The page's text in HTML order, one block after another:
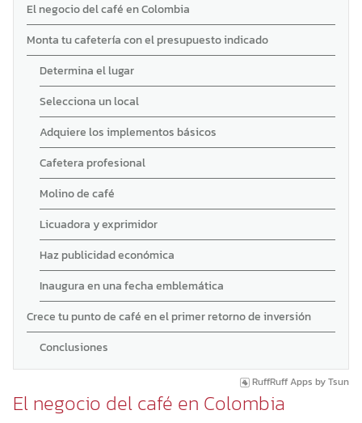
El negocio del café en Colombia
Monta tu cafetería con el presupuesto indicado
Determina el lugar
Selecciona un local
Adquiere los implementos básicos
Cafetera profesional
Molino de café
Licuadora y exprimidor
Haz publicidad económica
Inaugura en una fecha emblemática
Crece tu punto de café en el primer retorno de inversión
Conclusiones
RuffRuff Apps byTsun
El negocio del café en Colombia